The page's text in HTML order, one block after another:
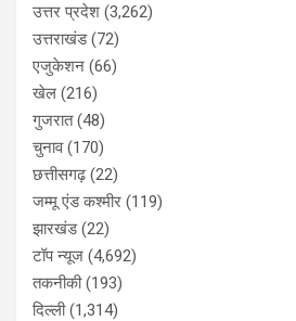
उत्तर प्रदेश (3,262)
उत्तराखंड(72)
एजुकेशन (66)
खेल (216)
गुजरात(48)
चुनाव(170)
छत्तीसगढ़(22)
जम्मू एंड कश्मीर (119)
झारखंड(22)
टॉप न्यूज (4,692)
तकनीकी(193)
दिल्ली(1,314)